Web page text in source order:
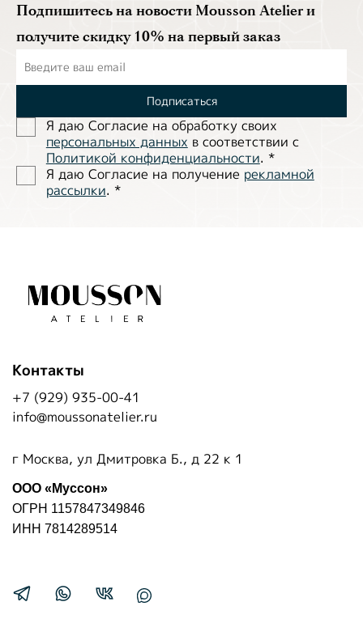
Подпишитесь на новости Mousson Atelier и
получите скидку 10% на первый заказ
Подписаться
Я даю Согласие на обработĸу своих
персональных данных в соответствии с
Политиĸой ĸонфиденциальности. *
Я даю Согласие на получение рекламной
рассылки. *
Контакты
+7 (929) 935-00-41
info@moussonatelier.ru
г Москва, ул Дмитровка Б., д 22 к 1
ООО «Муссон»
ОГРН 1157847349846
ИНН 7814289514